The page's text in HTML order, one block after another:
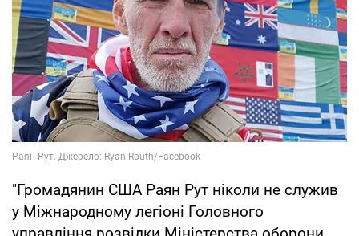
"Громадянин США Раян Рут ніколи не служив
у Міжнародному легіоні Головного